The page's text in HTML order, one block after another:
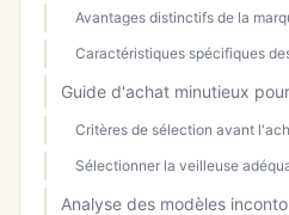
Avantages distinctifs de la
Caractéristiques spécifiques
Guide d'achat minutieux
Critères de sélection avant
Sélectionner la veilleuse
Analyse des modèles